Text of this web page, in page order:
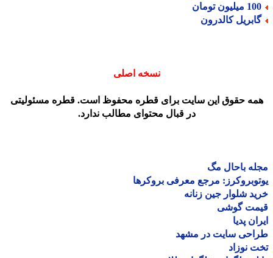
تومان
کالدرون
نسخه اصلی
حقوق این سایت برای قطره محفوظ است. قطره مسئولیتی
در قبال محتوای مطالب ندارد.
باحال مگ
مرجع معرفی بروکرها
شلوار جین زنانه
گوشی
پدیا
سایت در مشهد
نوزاد